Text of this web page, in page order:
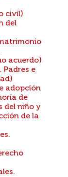
civil)
del
acuerdo)
Padres e
adopción
de
del niño y
de la